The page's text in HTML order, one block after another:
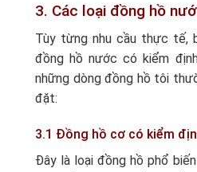
3. Các loại đồng hồ
Tùy từng nhu cầu thực tế,
đồng hồ nước có kiểm
những dòng đồng hồ tôi
đặt:
3.1 Đồng hồ cơ có kiểm
Đây là loại đồng hồ phổ